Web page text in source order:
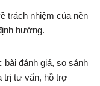
trách nhiệm của nền
hướng.
bài đánh giá, so sánh
trị tư vấn, hỗ trợ